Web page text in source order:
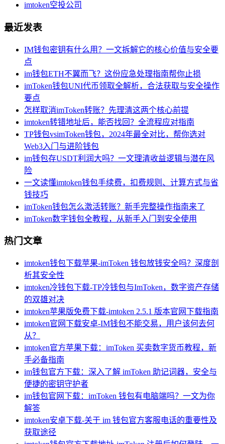
imtoken空投公司
最近发表
IM钱包密钥有什么用？一文拆解它的核心价值与安全要
点
im钱包ETH不翼而飞？这份应急处理指南帮你止损
imToken钱包UNI代币领取全解析，合法获取与安全操作
要点
怎样取消imToken转账？先理清这两个核心前提
imtoken转错地址后，能否找回？全流程应对指南
TP钱包vsimToken钱包，2024年最全对比，帮你选对
Web3入门与进阶钱包
im钱包存USDT利润大吗？一文理清收益逻辑与潜在风
险
一文读懂imtoken钱包手续费，扣费规则、计算方式与省
钱技巧
imToken钱包怎么激活转账？新手完整操作指南来了
imToken数字钱包全教程，从新手入门到安全使用
热门文章
imtoken钱包下载苹果-imToken 钱包放钱安全吗？深度剖
析其安全性
imtoken冷钱包下载-TP冷钱包与ImToken，数字资产存储
的双雄对决
imtoken苹果版免费下载-imtoken 2.5.1 版本官网下载指南
imtoken官网下载安卓-IM钱包不能交易，用户该何去何
从？
imtoken官方苹果下载：imToken 买卖数字货币教程，新
手必备指南
im钱包官方下载：深入了解 imToken 助记词器，安全与
便捷的密钥守护者
im钱包官网下载：imToken 钱包有电脑端吗？一文为你
解答
imtoken安卓下载-关于 im 钱包官方客服电话的重要性及
获取途径